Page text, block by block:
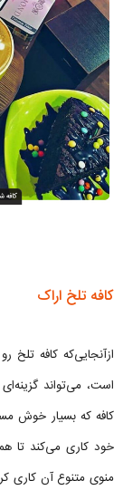
کافه تلخ اراک
ازآنجایی‌که کافه تلخ
است، می‌تواند
کافه که بسیار خوش
خود کاری می‌کند تا
منوی متنوع آن کاری